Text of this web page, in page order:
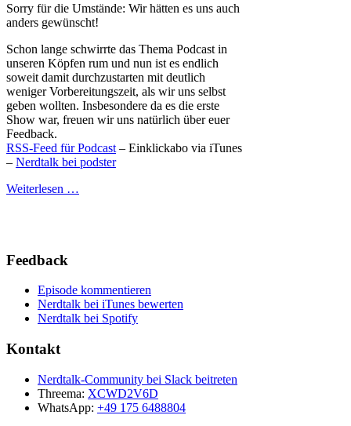
Sorry für die Umstände: Wir hätten es uns auch
anders gewünscht!
Schon lange schwirrte das Thema Podcast in
unseren Köpfen rum und nun ist es endlich
soweit damit durchzustarten mit deutlich
weniger Vorbereitungszeit, als wir uns selbst
geben wollten. Insbesondere da es die erste
Show war, freuen wir uns natürlich über euer
Feedback.
RSS-Feed für Podcast – Einklickabo via iTunes
– Nerdtalk bei podster
Weiterlesen …
Feedback
Episode kommentieren
Nerdtalk bei iTunes bewerten
Nerdtalk bei Spotify
Kontakt
Nerdtalk-Community bei Slack beitreten
Threema: XCWD2V6D
WhatsApp: +49 175 6488804